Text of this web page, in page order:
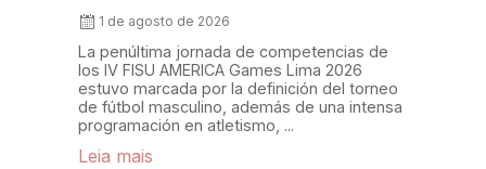
1 de agosto de 2026
La penúltima jornada de competencias de
los IV FISU AMERICA Games Lima 2026
estuvo marcada por la definición del torneo
de fútbol masculino, además de una intensa
programación en atletismo, ...
Leia mais